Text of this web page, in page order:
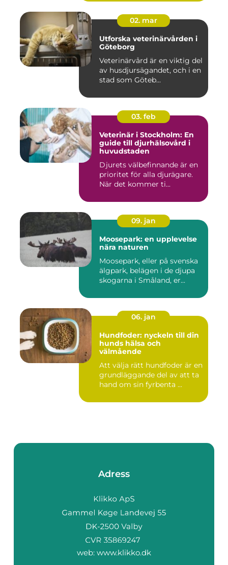
02. mar
Utforska veterinärvården i
Göteborg
Veterinärvård är en viktig del
av husdjursägandet, och i en
stad som Göteb...
03. feb
Veterinär i Stockholm: En
guide till djurhälsovård i
huvudstaden
Djurets välbefinnande är en
prioritet för alla djurägare.
När det kommer ti...
09. jan
Moosepark: en upplevelse
nära naturen
Moosepark, eller på svenska
älgpark, belägen i de djupa
skogarna i Småland, er...
06. jan
Hundfoder: nyckeln till din
hunds hälsa och
välmående
Att välja rätt hundfoder är en
grundläggande del av att ta
hand om sin fyrbenta ...
Adress
web: www.klikko.dk